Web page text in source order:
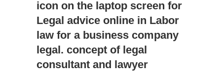
icon on the laptop screen for
Legal advice online in Labor
law for a business company
legal. concept of legal
consultant and lawyer